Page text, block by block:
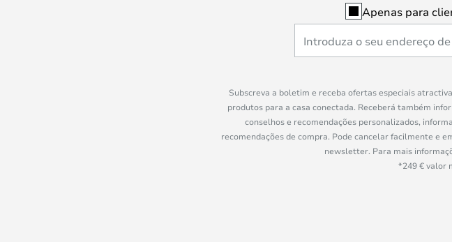
Apenas para
Subscreva a boletim e receba ofertas especiais
produtos para a casa conectada. Receberá também
conselhos e recomendações personalizados,
recomendações de compra. Pode cancelar facilmente e
newsletter. Para mais
*249 € valor